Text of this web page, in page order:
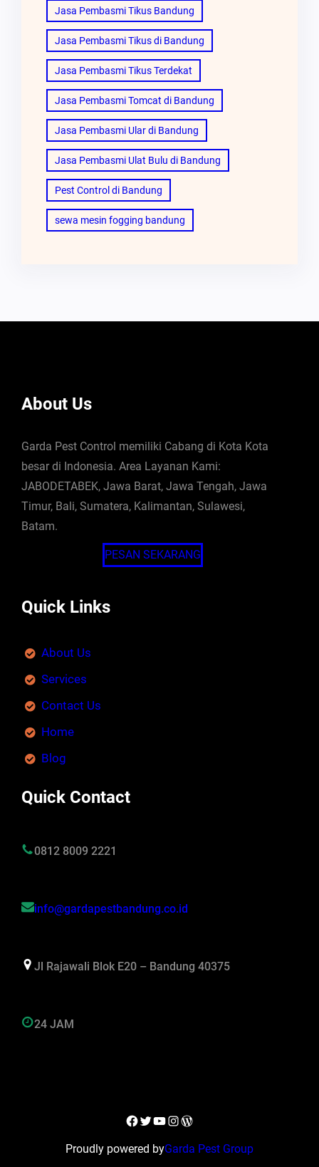
Jasa Pembasmi Tikus Bandung
Jasa Pembasmi Tikus di Bandung
Jasa Pembasmi Tikus Terdekat
Jasa Pembasmi Tomcat di Bandung
Jasa Pembasmi Ular di Bandung
Jasa Pembasmi Ulat Bulu di Bandung
Pest Control di Bandung
sewa mesin fogging bandung
About Us
Garda Pest Control memiliki Cabang di Kota Kota
besar di Indonesia. Area Layanan Kami:
JABODETABEK, Jawa Barat, Jawa Tengah, Jawa
Timur, Bali, Sumatera, Kalimantan, Sulawesi,
Batam.
PESAN SEKARANG
Quick Links
About Us
Services
Contact Us
Home
Blog
Quick Contact
0812 8009 2221
info@gardapestbandung.co.id
Jl Rajawali Blok E20 – Bandung 40375
24 JAM
Facebook
Twitter
YouTube
Instagram
WordPress
Proudly powered byGarda Pest Group